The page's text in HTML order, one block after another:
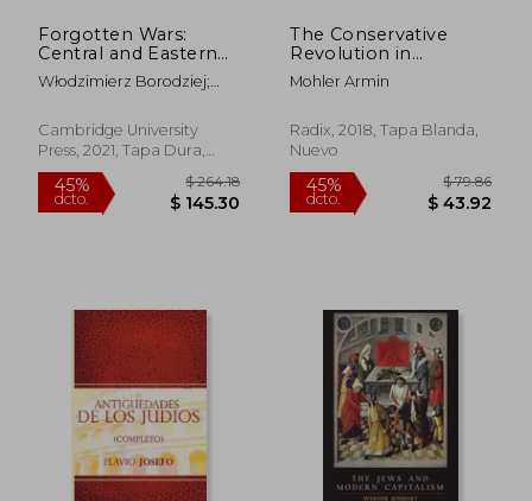
45%
dcto. $ 26.30
Forgotten Wars:
Central and Eastern
Europe, 1912–1916
(Studies in the Social
of Modern Warfare)
(en Inglés)
Włodzimierz Borodziej;
Cambridge University
Press, 2021, Tapa Dura,
Nuevo
The Conservative
Revolution in
Germany, 1918-1932
(en Inglés)
Mohler Armin
Radix, 2018, Tapa Blanda,
Nuevo